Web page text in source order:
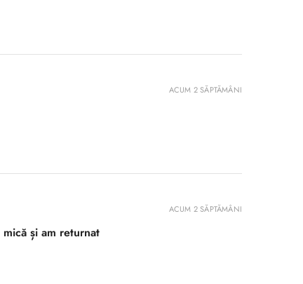
ACUM 2 SĂPTĂMÂNI
și am returnat
ACUM 2 SĂPTĂMÂNI